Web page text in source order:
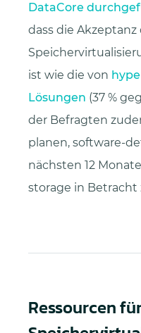
DataCore
dass die Akzeptanz
ist wie die von
Lösungen (37 %
der Befragten
planen, software-
nächsten 12
storage in Betracht
Ressourcen